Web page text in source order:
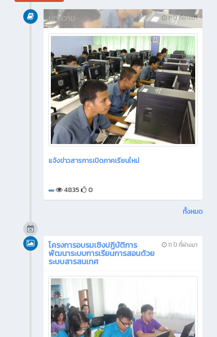
11 ปี ที่ผ่านมา
บทความ
แจ้งข่าวสารการเปิดภาคเรียนใหม่
4835 0
ทั้งหมด
11 ปี ที่ผ่านมา
โครงการอบรมเชิงปฏิบัติการ
พัฒนาระบบการเรียนการสอนด้วย
ระบบสารสนเทศ